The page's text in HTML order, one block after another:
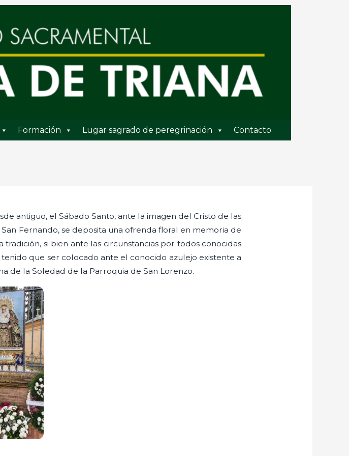
Formación Lugar sagrado de peregrinación Contacto
antiguo, el Sábado Santo, ante la imagen del Cristo de las
Fernando, se deposita una ofrenda floral en memoria de
si bien ante las circunstancias por todos conocidas
que ser colocado ante el conocido azulejo existente a
de la Soledad de la Parroquia de San Lorenzo.